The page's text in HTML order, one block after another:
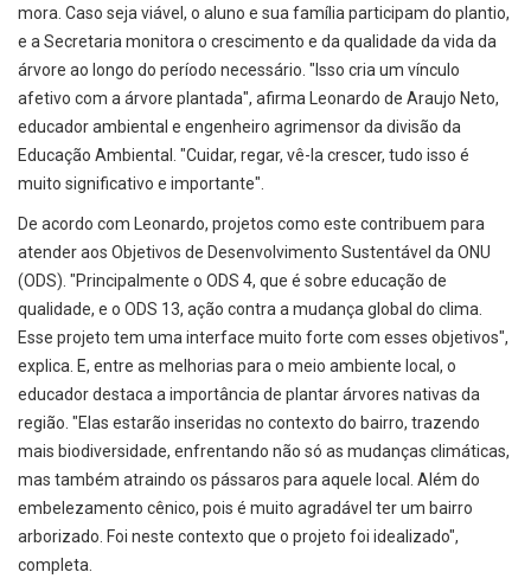
mora. Caso seja viável, o aluno e sua família participam do plantio,
e a Secretaria monitora o crescimento e da qualidade da vida da
árvore ao longo do período necessário. "Isso cria um vínculo
afetivo com a árvore plantada", afirma Leonardo de Araujo Neto,
educador ambiental e engenheiro agrimensor da divisão da
Educação Ambiental. "Cuidar, regar, vê-la crescer, tudo isso é
muito significativo e importante".
De acordo com Leonardo, projetos como este contribuem para
atender aos Objetivos de Desenvolvimento Sustentável da ONU
(ODS). "Principalmente o ODS 4, que é sobre educação de
qualidade, e o ODS 13, ação contra a mudança global do clima.
Esse projeto tem uma interface muito forte com esses objetivos",
explica. E, entre as melhorias para o meio ambiente local, o
educador destaca a importância de plantar árvores nativas da
região. "Elas estarão inseridas no contexto do bairro, trazendo
mais biodiversidade, enfrentando não só as mudanças climáticas,
mas também atraindo os pássaros para aquele local. Além do
embelezamento cênico, pois é muito agradável ter um bairro
arborizado. Foi neste contexto que o projeto foi idealizado",
completa.